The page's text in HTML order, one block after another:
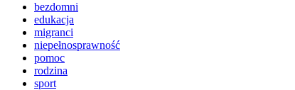
bezdomni
edukacja
migranci
niepełnosprawność
pomoc
rodzina
sport